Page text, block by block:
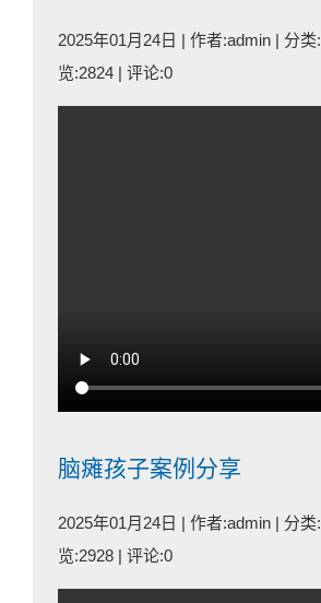
2025年01月24日 | 作者:admin | 分类:
览:2824 | 评论:0
脑瘫孩子案例分享
2025年01月24日 | 作者:admin | 分类:
览:2928 | 评论:0